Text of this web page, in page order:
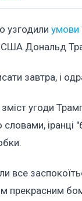
узгодили умови
США Дональд
завтра, і
угоди
іранці
все
прекрасним